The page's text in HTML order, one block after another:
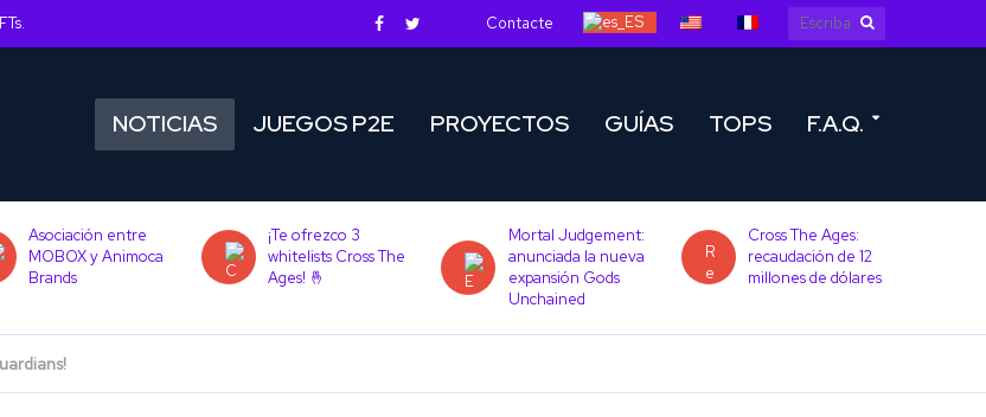
Contacte
NOTICIAS JUEGOS P2E PROYECTOS GUÍAS TOPS F.A.Q.
Asociación entre
MOBOX y Animoca
Brands
¡Te ofrezco 3
whitelists Cross The
Ages! 🤞
Mortal Judgement:
anunciada la nueva
expansión Gods
Unchained
Cross The Ages:
recaudación de 12
millones de dólares